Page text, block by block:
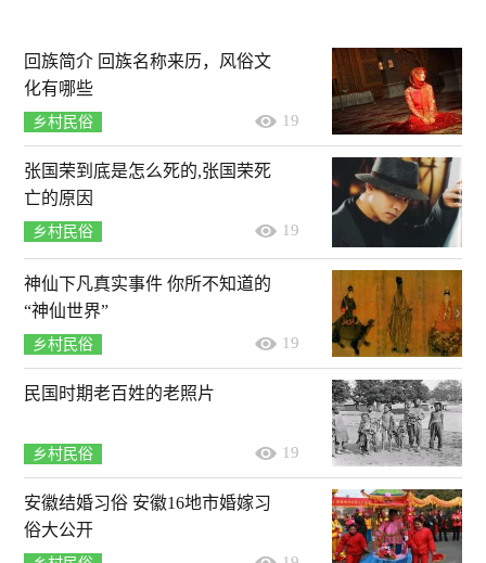
回族简介 回族名称来历，风俗文
化有哪些
乡村民俗 19
张国荣到底是怎么死的,张国荣死
亡的原因
乡村民俗 19
神仙下凡真实事件 你所不知道的
“神仙世界”
乡村民俗 19
民国时期老百姓的老照片
乡村民俗 19
安徽结婚习俗 安徽16地市婚嫁习
俗大公开